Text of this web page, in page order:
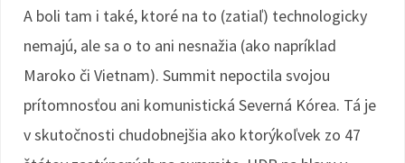
A boli tam i také, ktoré na to (zatiaľ) technologicky
nemajú, ale sa o to ani nesnažia (ako napríklad
Maroko či Vietnam). Summit nepoctila svojou
prítomnosťou ani komunistická Severná Kórea. Tá je
v skutočnosti chudobnejšia ako ktorýkoľvek zo 47